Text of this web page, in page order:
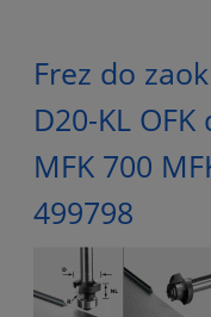
Frez do
D20-KL OFK
MFK 700
499798